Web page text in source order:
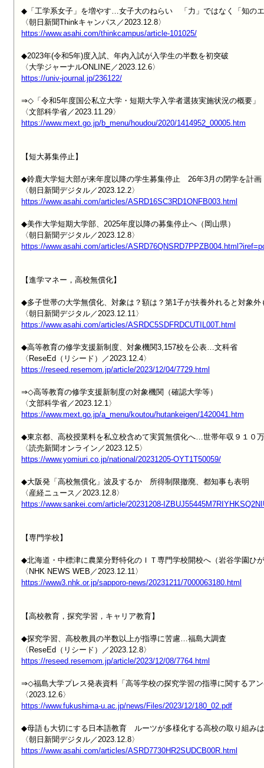
◆「工学系女子」を増やす…女子大のねらい　「力」ではなく「知の
https://www.asahi.com/thinkcampus/article-101025/
◆2023年(令和5年)度入試、年内入試が入学生の半数を初突破
https://univ-journal.jp/236122/
⇒◇「令和5年度国公私立大学・短期大学入学者選抜実施状況の概要」
https://www.mext.go.jp/b_menu/houdou/2020/1414952_00005.htm
【短大募集停止】
◆鈴鹿大学短大部が来年度以降の学生募集停止　26年3月の閉学を計画
https://www.asahi.com/articles/ASRD16SC3RD1ONFB003.html
◆美作大学短期大学部、2025年度以降の募集停止へ（岡山県）
https://www.asahi.com/articles/
【進学マネー，高校無償化】
◆多子世帯の大学無償化、対象は？額は？第1子が扶養外れると対象外
https://www.asahi.com/articles/ASRDC5SDFRDCUTIL00T.html
◆高等教育の修学支援新制度、対象機関3,157校を公表…文科省
https://reseed.resemom.jp/article/2023/12/04/7729.html
⇒◇高等教育の修学支援新制度の対象機関（確認大学等）
https://www.mext.go.jp/a_menu/koutou/hutankeigen/1420041.htm
◆東京都、高校授業料を私立校含めて実質無償化へ…世帯年収９１０
https://www.yomiuri.co.jp/national/20231205-OYT1T50059/
◆大阪発「高校無償化」波及するか　所得制限撤廃、都知事も表明
https://www.sankei.com/article/20231208-
【専門学校】
◆北海道・中標津に農業分野特化のＩＴ専門学校開校へ（岩谷学園ひ
https://www3.nhk.or.jp/sapporo-news/20231211/7000063180.html
【高校教育，探究学習，キャリア教育】
◆探究学習、高校教員の半数以上が指導に苦慮…福島大調査
https://reseed.resemom.jp/article/2023/12/08/7764.html
⇒◇福島大学プレス発表資料「高等学校の探究学習の指導に関するア
https://www.fukushima-u.ac.jp/news/Files/2023/12/180_02.pdf
◆母語も大切にする日本語教育　ルーツが多様化する高校の取り組みは
https://www.asahi.com/articles/ASRD7730HR2SUDCB00R.html